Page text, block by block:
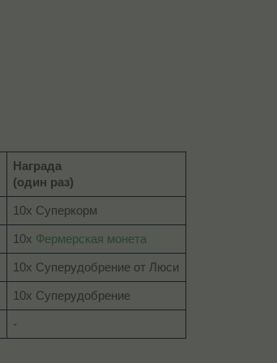
Награда
(один раз)
10x Суперкорм
10x Фермерская монета
10x Суперудобрение от Люси
10x Суперудобрение
-